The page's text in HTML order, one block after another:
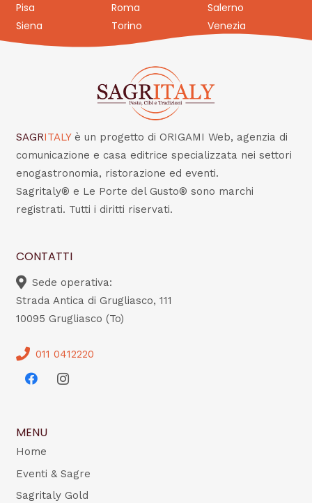
Pisa
Roma
Salerno
Siena
Torino Venezia
SAGRITALY è un progetto di ORIGAMI Web, agenzia di
comunicazione e casa editrice specializzata nei settori
enogastronomia, ristorazione ed eventi.
Sagritaly® e Le Porte del Gusto® sono marchi
registrati. Tutti i diritti riservati.
CONTATTI
Sede operativa:
Strada Antica di Grugliasco, 111
10095 Grugliasco (To)
011 0412220
MENU
Home
Eventi & Sagre
Sagritaly Gold